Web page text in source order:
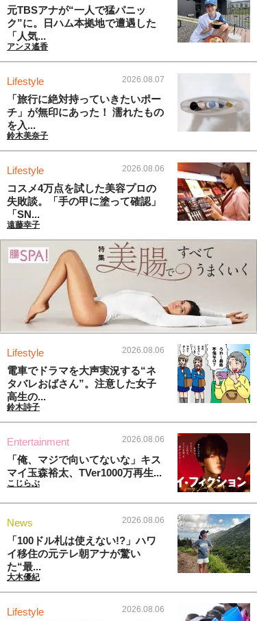
元TBSアナが“一人で猛パニッ
ク”に。日ハム本拠地で遭遇した
「人気...
アンヌ遙香
Lifestyle 2026.08.07
「旅行に絶対持っていきたいポー
チ」が無印にあった！ 濡れたもの
を入...
鈴木美奈子
Lifestyle 2026.08.06
コスメ4万点を試した美容プロの
失敗談。「手の甲に塗って確認」
「SN...
遠藤幸子
Lifestyle 2026.08.06
電車でドラマを大声実況する“ネ
タバレおばさん”。注意した女子
高生の...
鈴木詩子
Entertainment 2026.08.06
「俺、マジで向いてないな」キス
マイ玉森裕太、TVer1000万再生...
こじらぶ
News 2026.08.06
「100ドル札は使えない!?」ハワ
イ移住の元テレ朝アナが驚い
た“最...
大木優紀
Lifestyle 2026.08.06